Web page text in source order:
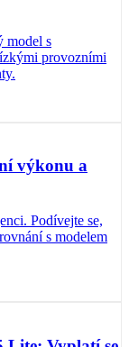
model s
provozními
výkonu a
Podívejte se,
s modelem